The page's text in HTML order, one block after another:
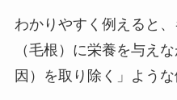
わかりやすく例えると
（毛根）に栄養を与え
因）を取り除く」ような